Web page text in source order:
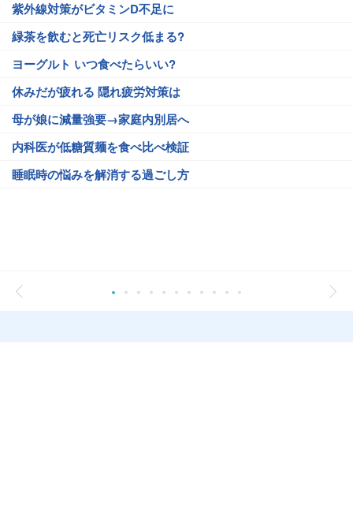
紫外線対策がビタミンD不足に
緑茶を飲むと死亡リスク低まる?
ヨーグルト いつ食べたらいい?
休みだが疲れる 隠れ疲労対策は
母が娘に減量強要→家庭内別居へ
内科医が低糖質麺を食べ比べ検証
睡眠時の悩みを解消する過ごし方